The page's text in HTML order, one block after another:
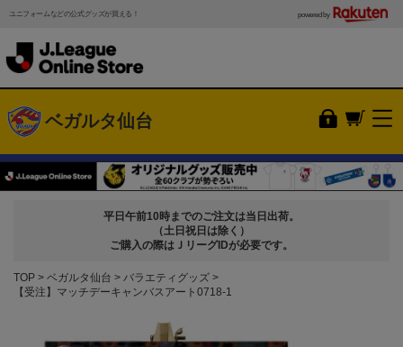
ユニフォームなどの公式グッズが買える！ powered by
ベガルタ仙台
平日午前10時までのご注文は当日出荷。
（土日祝日は除く）
ご購入の際はＪリーグIDが必要です。
TOP ベガルタ仙台
バラエティグッズ
【受注】マッチデーキャンバスアート0718-1